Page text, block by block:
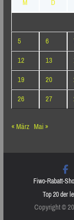
5
6
12
13
19
20
26
27
« März Mai »
Fiwo-Rabatt-
Top 20 der
Copyright ©